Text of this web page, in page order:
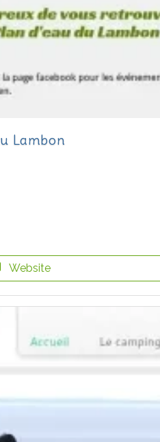
Lambon
Website